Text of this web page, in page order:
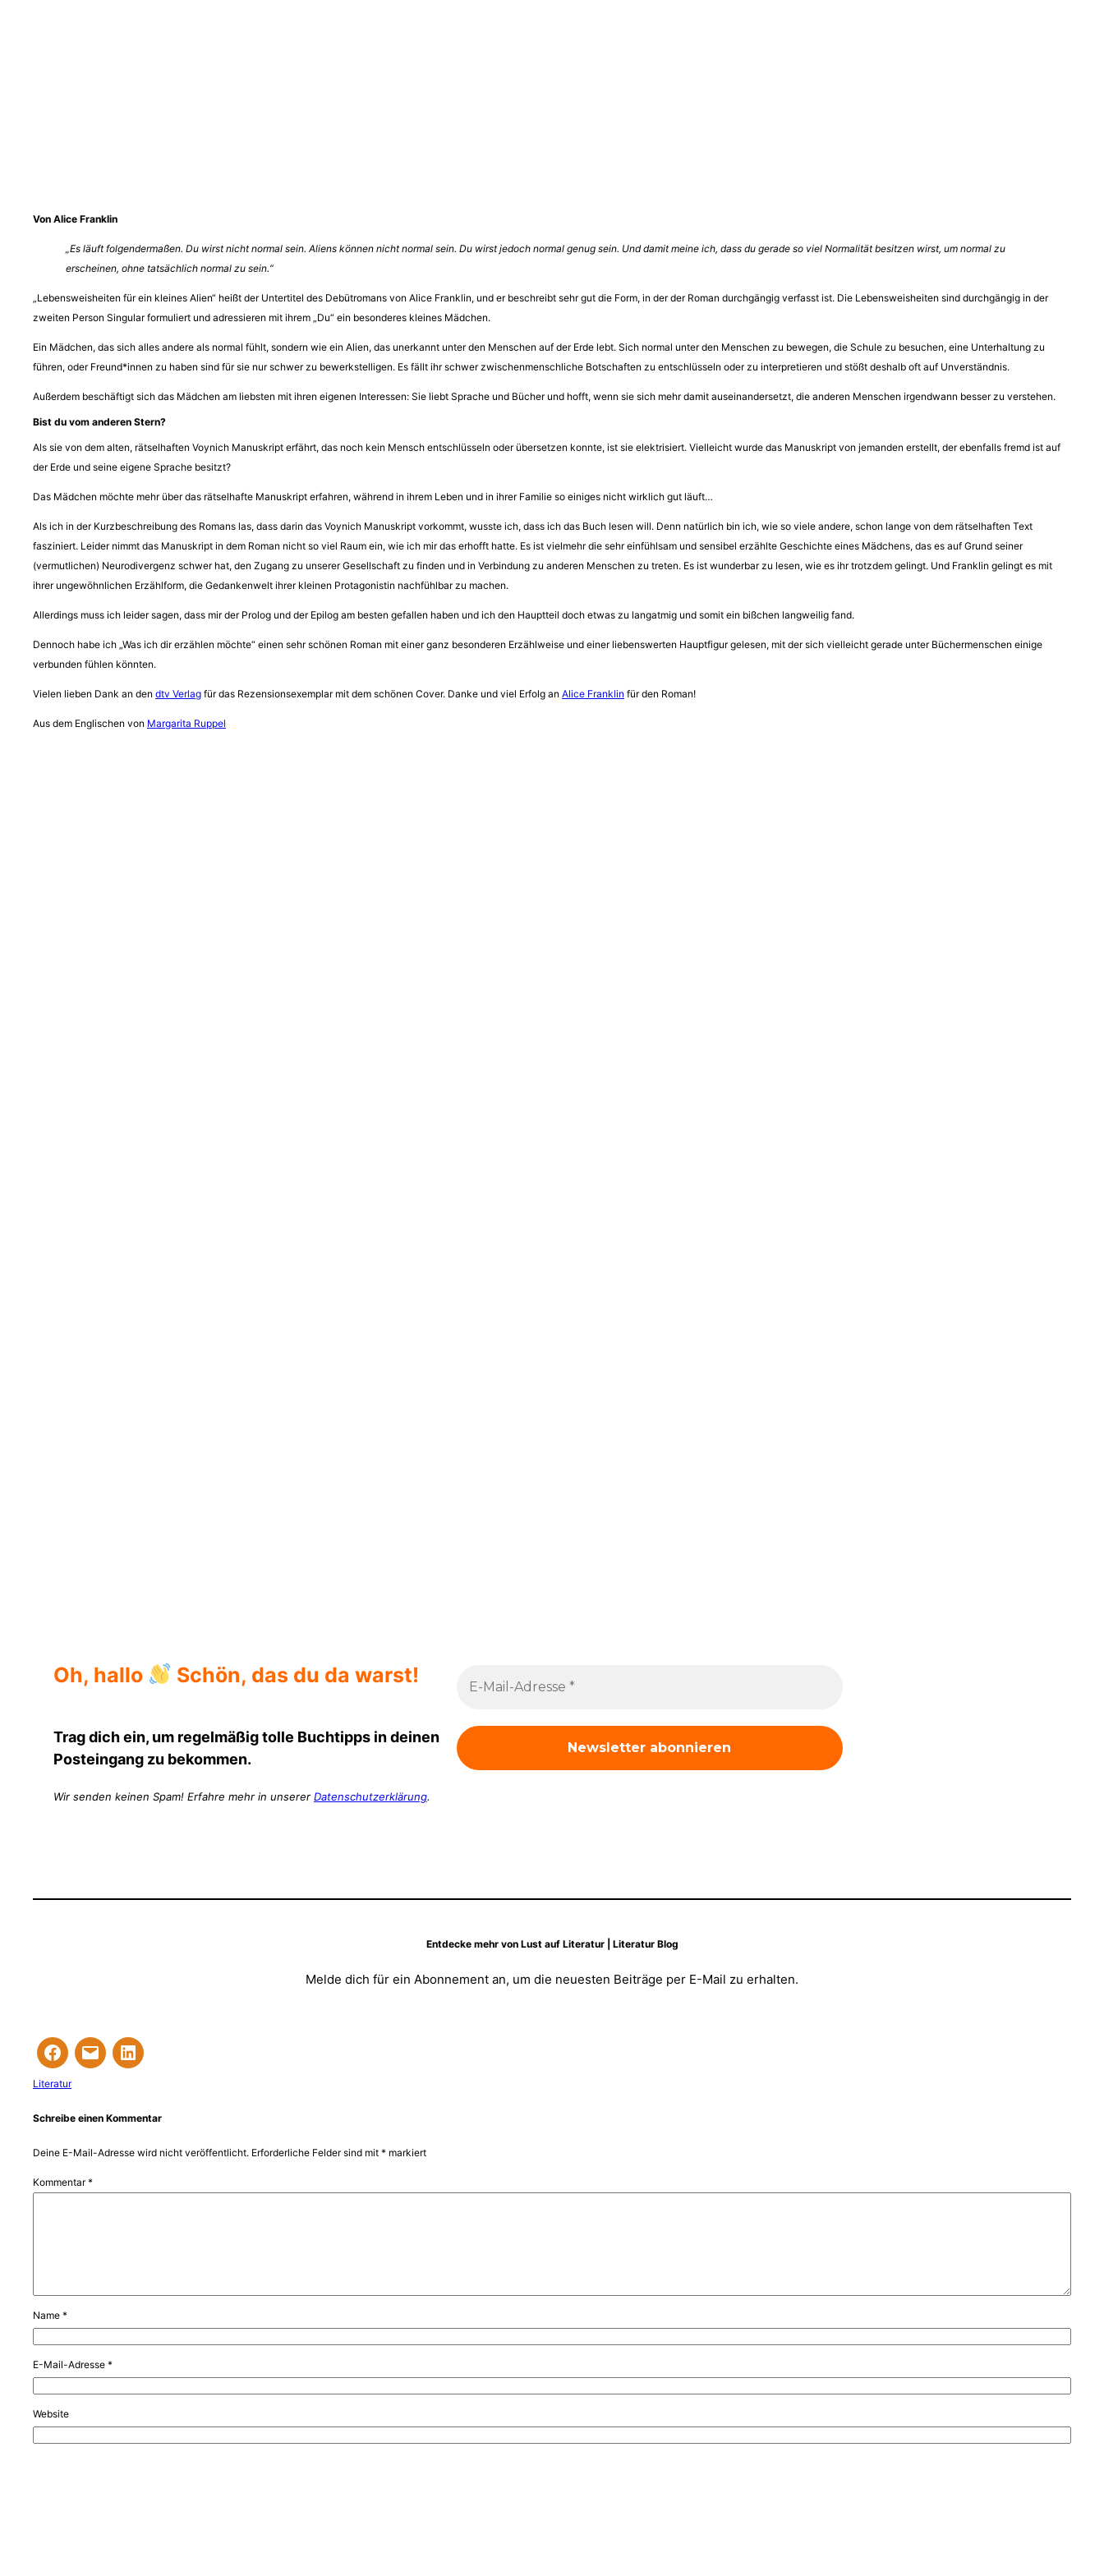
Von Alice Franklin
„Es läuft folgendermaßen. Du wirst nicht normal sein. Aliens können nicht normal sein. Du wirst jedoch normal genug sein. Und damit meine ich, dass du gerade so viel Normalität besitzen wirst, um normal zu
erscheinen, ohne tatsächlich normal zu sein.“
„Lebensweisheiten für ein kleines Alien“ heißt der Untertitel des Debütromans von Alice Franklin, und er beschreibt sehr gut die Form, in der der Roman durchgängig verfasst ist. Die Lebensweisheiten sind durchgängig in der
zweiten Person Singular formuliert und adressieren mit ihrem „Du“ ein besonderes kleines Mädchen.
Ein Mädchen, das sich alles andere als normal fühlt, sondern wie ein Alien, das unerkannt unter den Menschen auf der Erde lebt. Sich normal unter den Menschen zu bewegen, die Schule zu besuchen, eine Unterhaltung zu
führen, oder Freund*innen zu haben sind für sie nur schwer zu bewerkstelligen. Es fällt ihr schwer zwischenmenschliche Botschaften zu entschlüsseln oder zu interpretieren und stößt deshalb oft auf Unverständnis.
Außerdem beschäftigt sich das Mädchen am liebsten mit ihren eigenen Interessen: Sie liebt Sprache und Bücher und hofft, wenn sie sich mehr damit auseinandersetzt, die anderen Menschen irgendwann besser zu verstehen.
Bist du vom anderen Stern?
Als sie von dem alten, rätselhaften Voynich Manuskript erfährt, das noch kein Mensch entschlüsseln oder übersetzen konnte, ist sie elektrisiert. Vielleicht wurde das Manuskript von jemanden erstellt, der ebenfalls fremd ist auf
der Erde und seine eigene Sprache besitzt?
Das Mädchen möchte mehr über das rätselhafte Manuskript erfahren, während in ihrem Leben und in ihrer Familie so einiges nicht wirklich gut läuft…
Als ich in der Kurzbeschreibung des Romans las, dass darin das Voynich Manuskript vorkommt, wusste ich, dass ich das Buch lesen will. Denn natürlich bin ich, wie so viele andere, schon lange von dem rätselhaften Text
fasziniert. Leider nimmt das Manuskript in dem Roman nicht so viel Raum ein, wie ich mir das erhofft hatte. Es ist vielmehr die sehr einfühlsam und sensibel erzählte Geschichte eines Mädchens, das es auf Grund seiner
(vermutlichen) Neurodivergenz schwer hat, den Zugang zu unserer Gesellschaft zu finden und in Verbindung zu anderen Menschen zu treten. Es ist wunderbar zu lesen, wie es ihr trotzdem gelingt. Und Franklin gelingt es mit
ihrer ungewöhnlichen Erzählform, die Gedankenwelt ihrer kleinen Protagonistin nachfühlbar zu machen.
Allerdings muss ich leider sagen, dass mir der Prolog und der Epilog am besten gefallen haben und ich den Hauptteil doch etwas zu langatmig und somit ein bißchen langweilig fand.
Dennoch habe ich „Was ich dir erzählen möchte“ einen sehr schönen Roman mit einer ganz besonderen Erzählweise und einer liebenswerten Hauptfigur gelesen, mit der sich vielleicht gerade unter Büchermenschen einige
verbunden fühlen könnten.
Vielen lieben Dank an den dtv Verlag für das Rezensionsexemplar mit dem schönen Cover. Danke und viel Erfolg an Alice Franklin für den Roman!
Aus dem Englischen von Margarita Ruppel
Oh, hallo Schön, das du da warst!
Trag dich ein, um regelmäßig tolle Buchtipps in deinen
Posteingang zu bekommen.
Wir senden keinen Spam! Erfahre mehr in unserer Datenschutzerklärung.
Entdecke mehr von Lust auf Literatur | Literatur Blog
Melde dich für ein Abonnement an, um die neuesten Beiträge per E-Mail zu erhalten.
Literatur
Schreibe einen Kommentar
Deine E-Mail-Adresse wird nicht veröffentlicht. Erforderliche Felder sind mit * markiert
Kommentar*
Name *
E-Mail-Adresse *
Website